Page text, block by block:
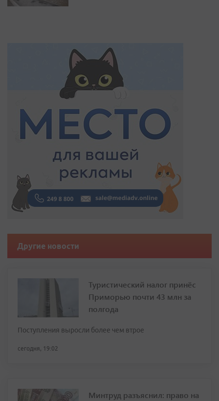
Другие новости
Туристический налог принёс
Приморью почти 43 млн за
полгода
Поступления выросли более чем втрое
сегодня, 19:02
Минтруд разъяснил: право на